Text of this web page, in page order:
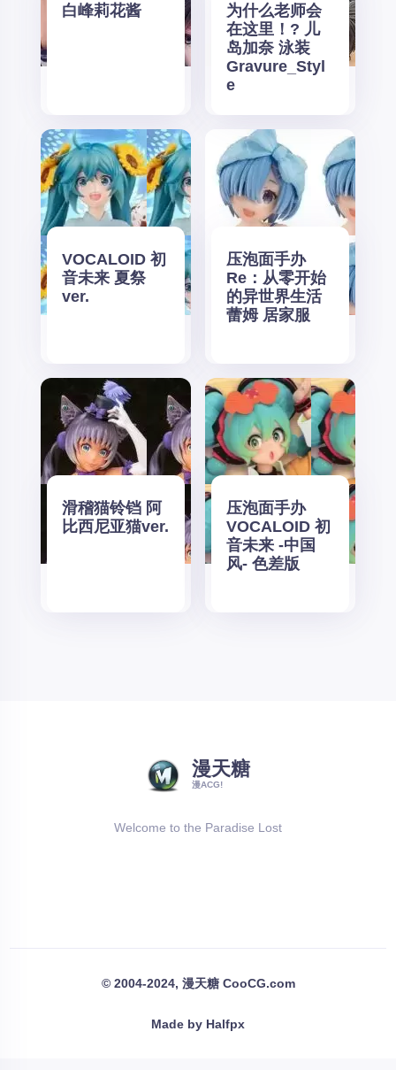
白峰莉花酱
为什么老师会
在这里！? 儿
岛加奈 泳装
Gravure_Styl
e
VOCALOID 初
音未来 夏祭
ver.
压泡面手办
Re：从零开始
的异世界生活
蕾姆 居家服
滑稽猫铃铛 阿
比西尼亚猫ver.
压泡面手办
VOCALOID 初
音未来 -中国
风- 色差版
漫天糖
漫ACG!
Welcome to the Paradise Lost
© 2004-2024, 漫天糖 CooCG.com
Made by Halfpx